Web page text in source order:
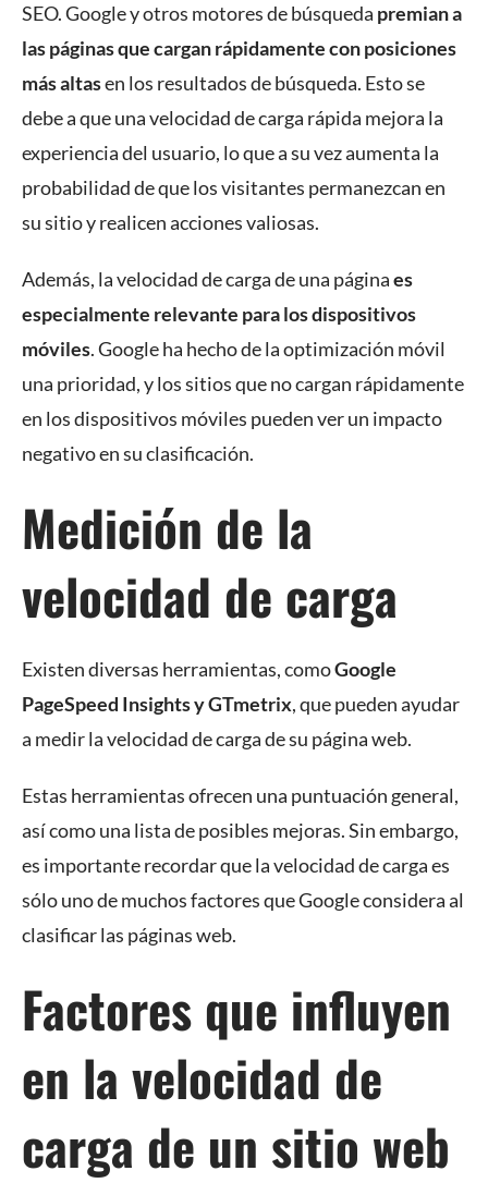
SEO. Google y otros motores de búsqueda premian a
las páginas que cargan rápidamente con posiciones
más altasen los resultados de búsqueda. Esto se
debe a que una velocidad de carga rápida mejora la
experiencia del usuario, lo que a su vez aumenta la
probabilidad de que los visitantes permanezcan en
su sitio y realicen acciones valiosas.
Además, la velocidad de carga de una páginaes
especialmente relevante para los dispositivos
móviles. Google ha hecho de la optimización móvil
una prioridad, y los sitios que no cargan rápidamente
en los dispositivos móviles pueden ver un impacto
negativo en su clasificación.
Medición de la
velocidad de carga
Existen diversas herramientas, comoGoogle
PageSpeed Insights y GTmetrix, que pueden ayudar
a medir la velocidad de carga de su página web.
Estas herramientas ofrecen una puntuación general,
así como una lista de posibles mejoras. Sin embargo,
es importante recordar que la velocidad de carga es
sólo uno de muchos factores que Google considera al
clasificar las páginas web.
Factores que influyen
en la velocidad de
carga de un sitio web